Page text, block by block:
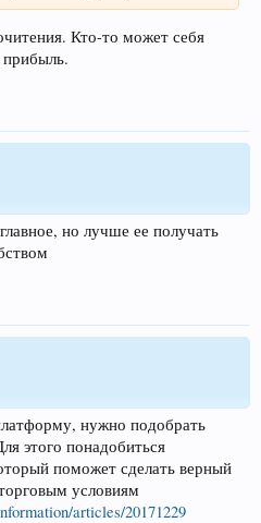
Кто-то может себя
прибыль.
но лучше ее получать
нужно подобрать
этого понадобиться
поможет сделать верный
условиям
articles/20171229